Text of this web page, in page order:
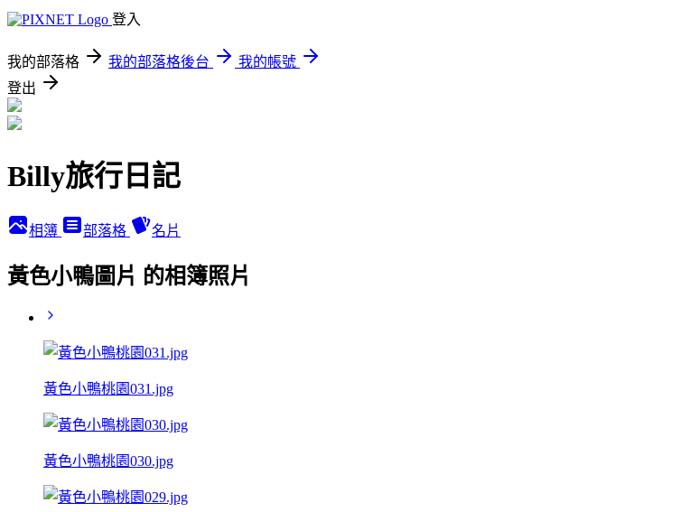
登入
我的部落格 我的部落格後台
我的帳號
登出
Billy旅行日記
相簿 部落格 名片
黃色小鴨圖片 的相簿照片
黃色小鴨桃園031.jpg
黃色小鴨桃園030.jpg